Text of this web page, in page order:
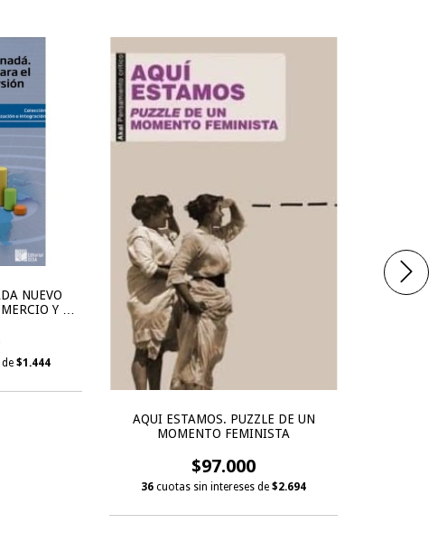
NUEVO
Y LA
$1.444
AQUI ESTAMOS. PUZZLE DE UN
MOMENTO FEMINISTA
$97.000
36 cuotas sin intereses de $2.694